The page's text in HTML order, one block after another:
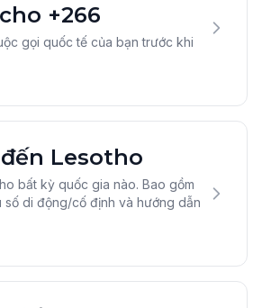
+266
gọi quốc tế của bạn trước khi
Lesotho
bất kỳ quốc gia nào. Bao gồm
số di động/cố định và hướng dẫn